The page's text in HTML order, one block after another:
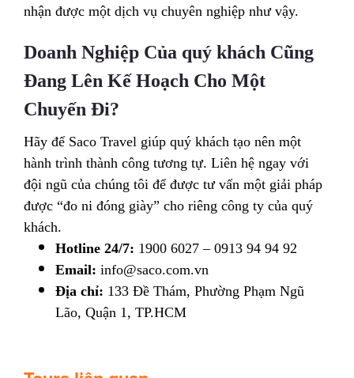
nhận được một dịch vụ chuyên nghiệp như vậy.
Doanh Nghiệp Của quý khách Cũng
Đang Lên Kế Hoạch Cho Một
Chuyến Đi?
Hãy để Saco Travel giúp quý khách tạo nên một
hành trình thành công tương tự. Liên hệ ngay với
đội ngũ của chúng tôi để được tư vấn một giải pháp
được “đo ni đóng giày” cho riêng công ty của quý
khách.
Hotline 24/7: 1900 6027 – 0913 94 94 92
Email: info@saco.com.vn
Địa chỉ: 133 Đề Thám, Phường Phạm Ngũ
Lão, Quận 1, TP.HCM